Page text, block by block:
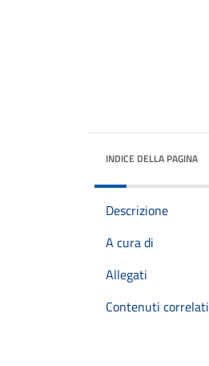
INDICE DELLA PAGINA
Descrizione
A cura di
Allegati
Contenuti correlati